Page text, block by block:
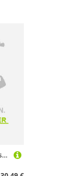
Oxdog Tiebreak Sleeveless T-shirt Schwarz S Frau